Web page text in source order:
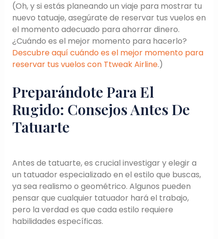
(Oh, y si estás planeando un viaje para mostrar tu
nuevo tatuaje, asegúrate de reservar tus vuelos en
el momento adecuado para ahorrar dinero.
¿Cuándo es el mejor momento para hacerlo?
Descubre aquí cuándo es el mejor momento para
reservar tus vuelos con Ttweak Airline.)
Preparándote Para El
Rugido: Consejos Antes De
Tatuarte
Antes de tatuarte, es crucial investigar y elegir a
un tatuador especializado en el estilo que buscas,
ya sea realismo o geométrico. Algunos pueden
pensar que cualquier tatuador hará el trabajo,
pero la verdad es que cada estilo requiere
habilidades específicas.